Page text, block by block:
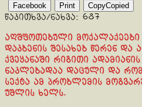
Facebook Print CopyCopied
წაკითხვა/ნახვა: 687
აღშფოთებული მოქალაქეები
დაკბენის შესახებ წერენ და
ქვეყანაში რიგითი
ნაკლებადაა დაცული და
სექტა ამ პრობლემის
უშლის ხელს.